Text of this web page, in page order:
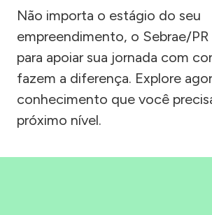
Não importa o estágio do seu
empreendimento, o Sebrae/PR
para apoiar sua jornada com
fazem a diferença. Explore
conhecimento que você
próximo nível.